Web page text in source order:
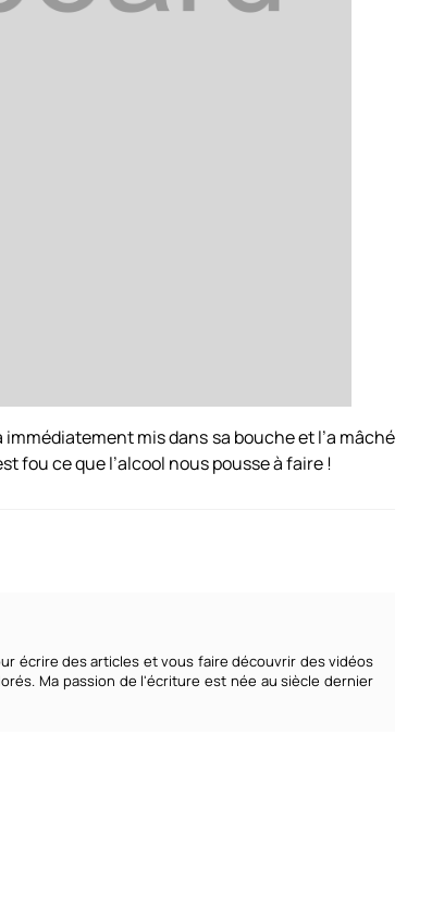
immédiatement mis dans sa bouche et l’a mâché
fou ce que l’alcool nous pousse à faire !
écrire des articles et vous faire découvrir des vidéos
Ma passion de l'écriture est née au siècle dernier